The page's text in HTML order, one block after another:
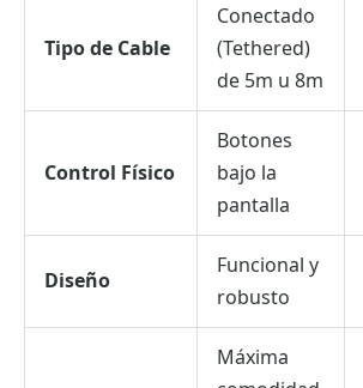
Tipo de Cable
Conectado
(Tethered)
de 5m u 8m
Control Físico
Botones
bajo la
pantalla
Diseño
Funcional y
robusto
Máxima